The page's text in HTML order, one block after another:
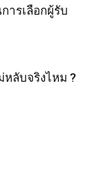
ารเลือกผู้รับ
ลับจริงไหม ?